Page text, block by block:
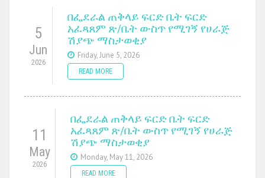
5
Jun
2026
በፌደራል ጠቅላይ ፍርድ ቤት ፍርድ
አፈጻጸም ጽ/ቤት ውስጥ የሚገኝ የሀራጅ
ሽያጭ ማስታወቂያ
Friday, June 5, 2026
READ MORE
11
May
2026
በፌደራል ጠቅላይ ፍርድ ቤት ፍርድ
አፈጻጸም ጽ/ቤት ውስጥ የሚገኝ የሀራጅ
ሽያጭ ማስታወቂያ
Monday, May 11, 2026
READ MORE